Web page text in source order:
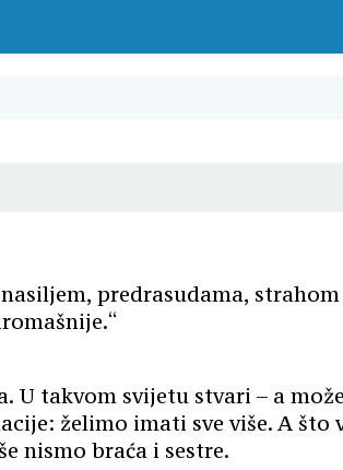
predrasudama,
U takvom svijetu stvari – a
želimo imati sve više. A što
nismo braća i sestre.